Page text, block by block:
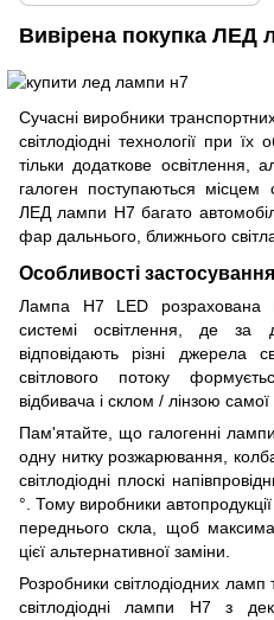
Вивірена покупка ЛЕД
Сучасні виробники
світлодіодні технології при
тільки додаткове освітлення,
галоген поступаються місцем
ЛЕД лампи Н7 багато
фар дальнього, ближнього
Особливості застосування
Лампа H7 LED розрахована
системі освітлення, де за
відповідають різні джерела
світлового потоку
відбивача і склом / лінзою
Пам'ятайте, що галогенні
одну нитку розжарювання,
світлодіодні плоскі
°. Тому виробники
переднього скла, щоб
цієї альтернативної заміни.
Розробники світлодіодних
світлодіодні лампи H7 з